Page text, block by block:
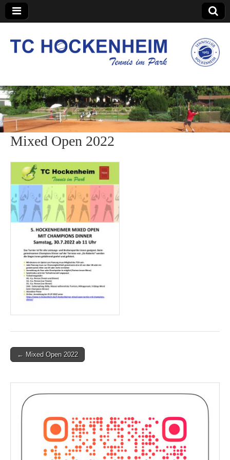
TC Hockenheim
Mixed Open 2022
Post← Mixed Open 2022